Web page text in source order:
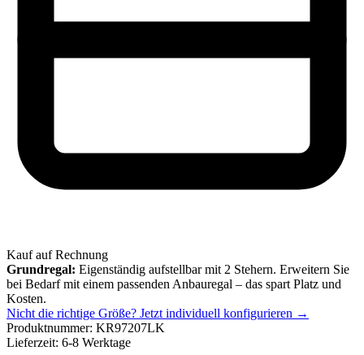
Kauf auf Rechnung
Grundregal: Eigenständig aufstellbar mit 2 Stehern. Erweitern Sie
bei Bedarf mit einem passenden Anbauregal – das spart Platz und
Kosten.
Nicht die richtige Größe? Jetzt individuell konfigurieren →
Produktnummer: KR97207LK
Lieferzeit: 6-8 Werktage